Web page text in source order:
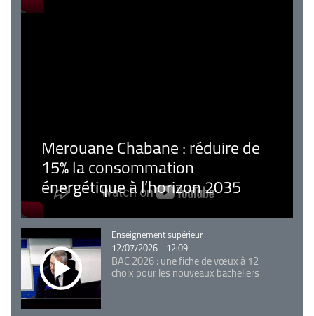
Merouane Chabane : réduire de
15% la consommation
énergétique à l’horizon 2035
Catégorie
Enseignement supérieur
12/07/2026 - 12:09
BAC 2026 : une fiche de vœux à 12
choix pour les nouveaux bacheliers